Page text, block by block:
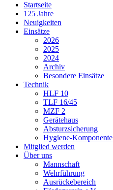
Startseite
125 Jahre
Neuigkeiten
Einsätze
2026
2025
2024
Archiv
Besondere Einsätze
Technik
HLF 10
TLF 16/45
MZF 2
Gerätehaus
Absturzsicherung
Hygiene-Komponente
Mitglied werden
Über uns
Mannschaft
Wehrführung
Ausrückebereich